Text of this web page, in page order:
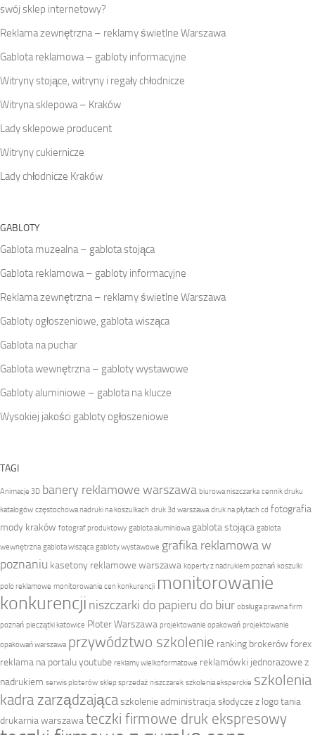
swój sklep internetowy?
Reklama zewnętrzna – reklamy świetlne Warszawa
Gablota reklamowa – gabloty informacyjne
Witryny stojące, witryny i regały chłodnicze
Witryna sklepowa – Kraków
Lady sklepowe producent
Witryny cukiernicze
Lady chłodnicze Kraków
GABLOTY
Gablota muzealna – gablota stojąca
Gablota reklamowa – gabloty informacyjne
Reklama zewnętrzna – reklamy świetlne Warszawa
Gabloty ogłoszeniowe, gablota wisząca
Gablota na puchar
Gablota wewnętrzna – gabloty wystawowe
Gabloty aluminiowe – gablota na klucze
Wysokiej jakości gabloty ogłoszeniowe
TAGI
Animacje 3D banery reklamowe warszawa biurowa niszczarka cennik druku
katalogów częstochowa nadruki na koszulkach druk 3d warszawa druk na płytach cd fotografia
mody kraków fotograf produktowy gablota aluminiowa gablota stojąca gablota
wewnętrzna gablota wisząca gabloty wystawowe grafika reklamowa w
poznaniu kasetony reklamowe warszawa koperty z nadrukiem poznań koszulki
polo reklamowe monitorowanie cen konkurencji monitorowanie
konkurencji niszczarki do papieru do biur obsługa prawna firm
poznań pieczątki katowice Ploter Warszawa projektowanie opakowań projektowanie
opakowań warszawa przywództwo szkolenie ranking brokerów forex
reklama na portalu youtube reklamy wielkoformatowe reklamówki jednorazowe z
nadrukiem serwis ploterów sklep sprzedaż niszczarek szkolenia eksperckie szkolenia
kadra zarządzającaszkolenie administracjasłodycze z logotania
drukarnia warszawateczki firmowe druk ekspresowy